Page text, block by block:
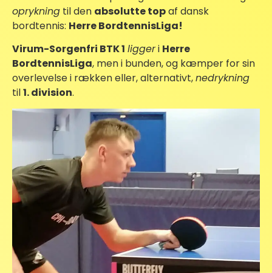
oprykning til den absolutte topaf dansk
bordtennis: Herre BordtennisLiga!
Virum-Sorgenfri BTK 1 liggeri Herre
BordtennisLiga, men i bunden, og kæmper for sin
overlevelse i rækken eller, alternativt,nedrykning
til1. division.